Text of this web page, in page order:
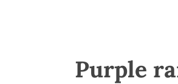
Purple